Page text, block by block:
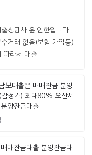
상담사 윤 인한입니다.
거래 없음(보험 가입등)
따라서 대출
보대출은 매매잔금 분양
정가) 최대80% 오산세
양잔금대출
매잔금대출 분양잔금대